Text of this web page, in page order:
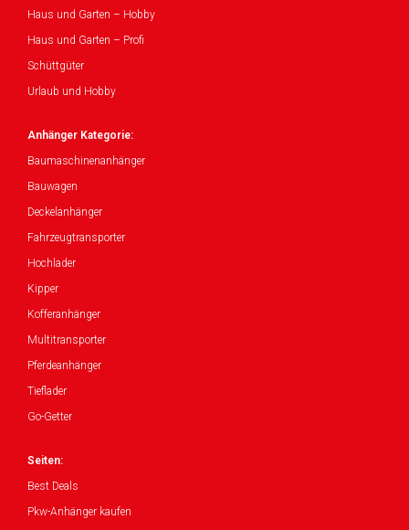
Haus und Garten – Hobby
Haus und Garten – Profi
Schüttgüter
Urlaub und Hobby
Anhänger Kategorie:
Baumaschinenanhänger
Bauwagen
Deckelanhänger
Fahrzeugtransporter
Hochlader
Kipper
Kofferanhänger
Multitransporter
Pferdeanhänger
Tieflader
Go-Getter
Seiten:
Best Deals
Pkw-Anhänger kaufen